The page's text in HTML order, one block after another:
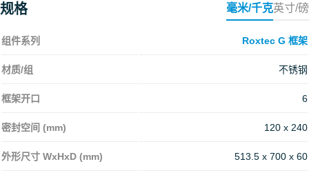
规格 毫米/千克英寸/磅
组件系列 Roxtec G 框架
材质/组 不锈钢
框架开口 6
密封空间 (mm) 120 x 240
外形尺寸 WxHxD (mm) 513.5 x 700 x 60